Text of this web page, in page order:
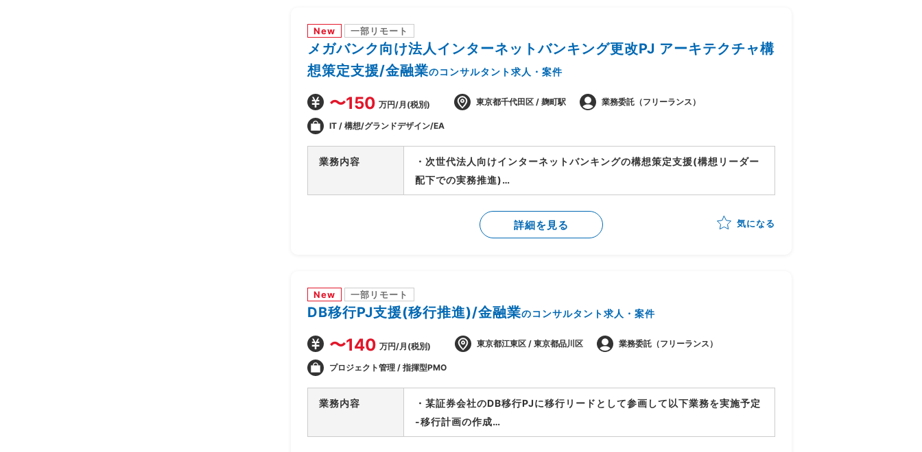
New 一部リモート
メガバンク向け法人インターネットバンキング更改PJ アーキテクチャ構
想策定支援/金融業のコンサルタント求人・案件
〜150 万円/月(税別) 東京都千代田区 / 麹町駅 業務委託（フリーランス）
IT / 構想/グランドデザイン/EA
業務内容
・次世代法人向けインターネットバンキングの構想策定支援(構想リーダー
配下での実務推進)
・外部環境(全銀仕様/競合他社/AI等技術動向)を踏まえたあるべき業務姿の
・上記を実現するTo-Beアーキテクチャの立案
詳細を見る 気になる
New 一部リモート
DB移行PJ支援(移行推進)/金融業のコンサルタント求人・案件
〜140 万円/月(税別) 東京都江東区 / 東京都品川区 業務委託（フリーランス）
プロジェクト管理 / 指揮型PMO
業務内容
・某証券会社のDB移行PJに移行リードとして参画して以下業務を実施予定
-移行計画の作成
-移行方式検討/本番移行対策の立案